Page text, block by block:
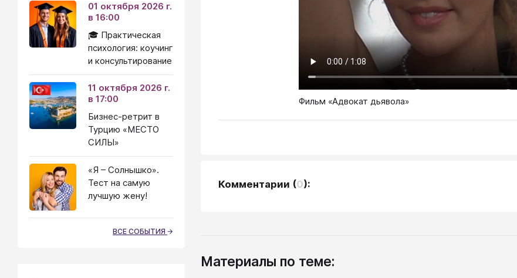
Фильм «Адвокат дьявола»
Комментарии (0):
Материалы по теме:
01 октября 2026 г.
в 16:00
🎓 Практическая
психология: коучинг
и консультирование
11 октября 2026 г.
в 17:00
Бизнес-ретрит в
Турцию «МЕСТО
СИЛЫ»
«Я – Солнышко».
Тест на самую
лучшую жену!
ВСЕ СОБЫТИЯ